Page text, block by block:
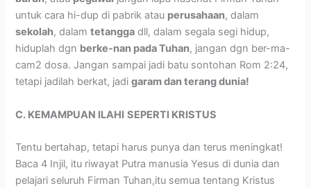
untuk cara hi-dup di pabrik atau perusahaan, dalam
sekolah, dalamtetangga dll, dalam segala segi hidup,
hiduplah dgn berke-nan pada Tuhan, jangan dgn ber-ma-
cam2 dosa. Jangan sampai jadi batu sontohan Rom 2:24,
tetapi jadilah berkat, jadigaram dan terang dunia!
C. KEMAMPUAN ILAHI SEPERTI KRISTUS
Tentu bertahap, tetapi harus punya dan terus meningkat!
Baca 4 Injil, itu riwayat Putra manusia Yesus di dunia dan
pelajari seluruh Firman Tuhan,itu semua tentang Kristus